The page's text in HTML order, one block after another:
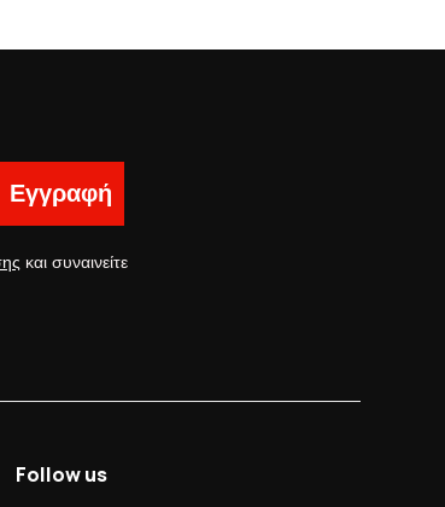
Εγγραφή
και συναινείτε
Follow us